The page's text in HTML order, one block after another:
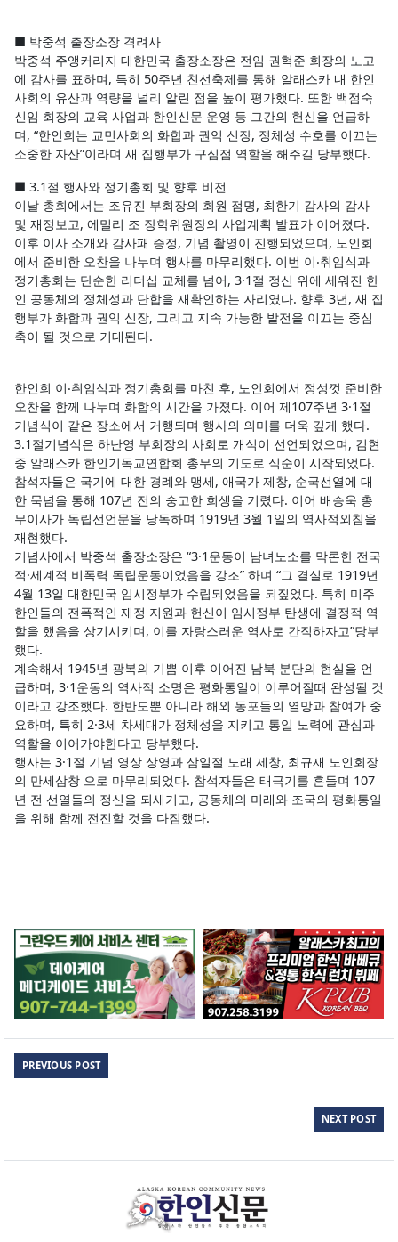
■ 박중석 출장소장 격려사
박중석 주앵커리지 대한민국 출장소장은 전임 권혁준 회장의 노고
에 감사를 표하며, 특히 50주년 친선축제를 통해 알래스카 내 한인
사회의 유산과 역량을 널리 알린 점을 높이 평가했다. 또한 백점숙
신임 회장의 교육 사업과 한인신문 운영 등 그간의 헌신을 언급하
며, “한인회는 교민사회의 화합과 권익 신장, 정체성 수호를 이끄는
소중한 자산”이라며 새 집행부가 구심점 역할을 해주길 당부했다.
■ 3.1절 행사와 정기총회 및 향후 비전
이날 총회에서는 조유진 부회장의 회원 점명, 최한기 감사의 감사
및 재정보고, 에밀리 조 장학위원장의 사업계획 발표가 이어졌다.
이후 이사 소개와 감사패 증정, 기념 촬영이 진행되었으며, 노인회
에서 준비한 오찬을 나누며 행사를 마무리했다. 이번 이‧취임식과
정기총회는 단순한 리더십 교체를 넘어, 3·1절 정신 위에 세워진 한
인 공동체의 정체성과 단합을 재확인하는 자리였다. 향후 3년, 새 집
행부가 화합과 권익 신장, 그리고 지속 가능한 발전을 이끄는 중심
축이 될 것으로 기대된다.
한인회 이‧취임식과 정기총회를 마친 후, 노인회에서 정성껏 준비한
오찬을 함께 나누며 화합의 시간을 가졌다. 이어 제107주년 3·1절
기념식이 같은 장소에서 거행되며 행사의 의미를 더욱 깊게 했다.
3.1절기념식은 하난영 부회장의 사회로 개식이 선언되었으며, 김현
중 알래스카 한인기독교연합회 총무의 기도로 식순이 시작되었다.
참석자들은 국기에 대한 경례와 맹세, 애국가 제창, 순국선열에 대
한 묵념을 통해 107년 전의 숭고한 희생을 기렸다. 이어 배승욱 총
무이사가 독립선언문을 낭독하며 1919년 3월 1일의 역사적외침을
재현했다.
기념사에서 박중석 출장소장은 “3·1운동이 남녀노소를 막론한 전국
적·세계적 비폭력 독립운동이었음을 강조” 하며 “그 결실로 1919년
4월 13일 대한민국 임시정부가 수립되었음을 되짚었다. 특히 미주
한인들의 전폭적인 재정 지원과 헌신이 임시정부 탄생에 결정적 역
할을 했음을 상기시키며, 이를 자랑스러운 역사로 간직하자고”당부
했다.
계속해서 1945년 광복의 기쁨 이후 이어진 남북 분단의 현실을 언
급하며, 3·1운동의 역사적 소명은 평화통일이 이루어질때 완성될 것
이라고 강조했다. 한반도뿐 아니라 해외 동포들의 열망과 참여가 중
요하며, 특히 2·3세 차세대가 정체성을 지키고 통일 노력에 관심과
역할을 이어가야한다고 당부했다.
행사는 3·1절 기념 영상 상영과 삼일절 노래 제창, 최규재 노인회장
의 만세삼창 으로 마무리되었다. 참석자들은 태극기를 흔들며 107
년 전 선열들의 정신을 되새기고, 공동체의 미래와 조국의 평화통일
을 위해 함께 전진할 것을 다짐했다.
PREVIOUS POST
NEXT POST